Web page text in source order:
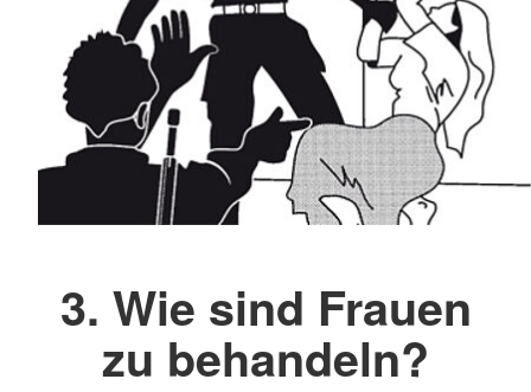
3. Wie sind Frauen
zu behandeln?